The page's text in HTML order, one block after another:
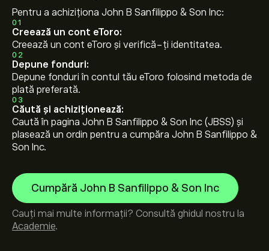
Pentru a achiziționa John B Sanfilippo & Son Inc:
01
Creează un cont eToro:
Creează un cont eToro și verifică-ți identitatea.
02
Depune fonduri:
Depune fonduri în contul tău eToro folosind metoda de
plată preferată.
03
Căută și achiziționează:
Caută în pagina John B Sanfilippo & Son Inc (JBSS) și
plasează un ordin pentru a cumpăra John B Sanfilippo &
Son Inc.
Cumpără John B Sanfilippo & Son Inc
Cauți mai multe informații? Consultă ghidul nostru la
Academie.